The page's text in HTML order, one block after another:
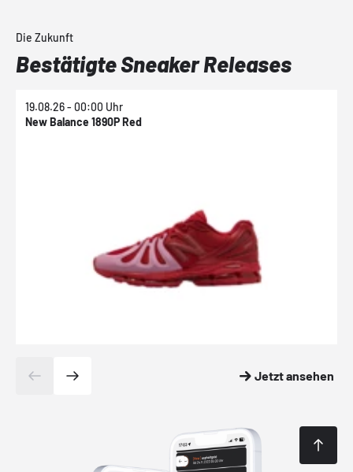
Die Zukunft
Bestätigte Sneaker Releases
19.08.26 - 00:00 Uhr
New Balance 1890P Red
Jetzt ansehen